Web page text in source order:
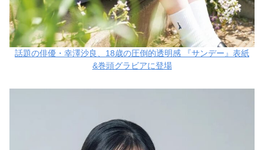
話題の俳優・幸澤沙良、18歳の圧倒的透明感 『サンデー』表紙
&巻頭グラビアに登場